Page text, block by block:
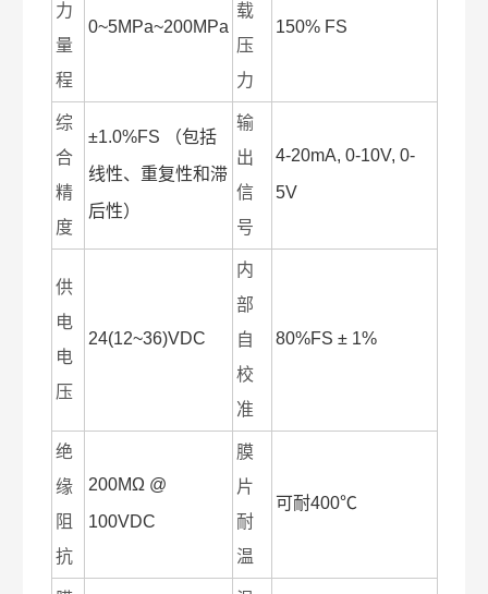
力
量
程
0~5MPa~200MPa
载
压
力
150% FS
综
合
精
度
±1.0%FS （包括
线性、重复性和滞
后性）
输
出
信
号
4-20mA, 0-10V, 0-
5V
供
电
电
压
24(12~36)VDC
内
部
自
校
准
80%FS ± 1%
绝
缘
阻
抗
200MΩ @
100VDC
膜
片
耐
温
可耐400℃